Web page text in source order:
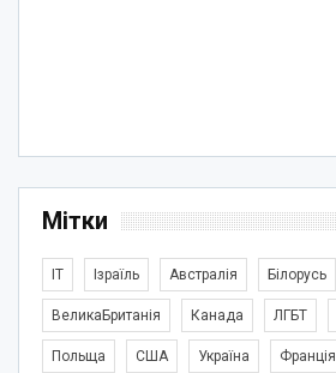
Мітки
IT Ізраїль Австралія Білорусь
ВеликаБританія Канада ЛГБТ
Польща США Україна Франція